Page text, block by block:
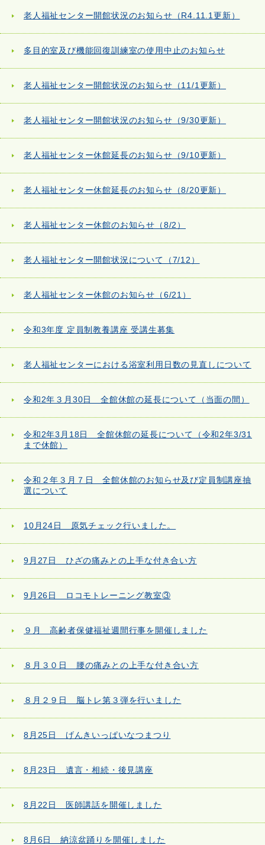
老人福祉センター開館状況のお知らせ（R4.11.1更新）
多目的室及び機能回復訓練室の使用中止のお知らせ
老人福祉センター開館状況のお知らせ（11/1更新）
老人福祉センター開館状況のお知らせ（9/30更新）
老人福祉センター休館延長のお知らせ（9/10更新）
老人福祉センター休館延長のお知らせ（8/20更新）
老人福祉センター休館のお知らせ（8/2）
老人福祉センター開館状況について（7/12）
老人福祉センター休館のお知らせ（6/21）
令和3年度 定員制教養講座 受講生募集
老人福祉センターにおける浴室利用日数の見直しについて
令和2年３月30日 全館休館の延長について（当面の間）
令和2年3月18日 全館休館の延長について（令和2年3/31
まで休館）
令和２年３月７日 全館休館のお知らせ及び定員制講座抽
選について
10月24日 原気チェック行いました。
9月27日 ひざの痛みとの上手な付き合い方
9月26日 ロコモトレーニング教室③
９月 高齢者保健福祉週間行事を開催しました
８月３０日 腰の痛みとの上手な付き合い方
８月２９日 脳トレ第３弾を行いました
8月25日 げんきいっぱいなつまつり
8月23日 遺言・相続・後見講座
8月22日 医師講話を開催しました
8月6日 納涼盆踊りを開催しました